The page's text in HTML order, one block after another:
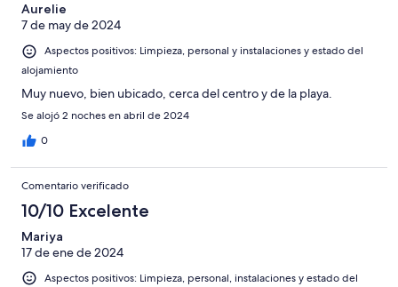
Aurelie
7 de may de 2024
Aspectos positivos: Limpieza, personal y instalaciones y estado del
alojamiento
Muy nuevo, bien ubicado, cerca del centro y de la playa.
Se alojó 2 noches en abril de 2024
0
Comentario verificado
10/10 Excelente
Mariya
17 de ene de 2024
Aspectos positivos: Limpieza, personal, instalaciones y estado del